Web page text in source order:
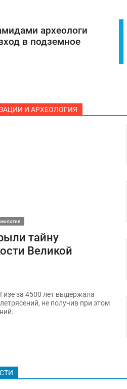
археологи
в подземное
И АРХЕОЛОГИЯ
тайну
Великой
за 4500 лет выдержала
не получив при этом